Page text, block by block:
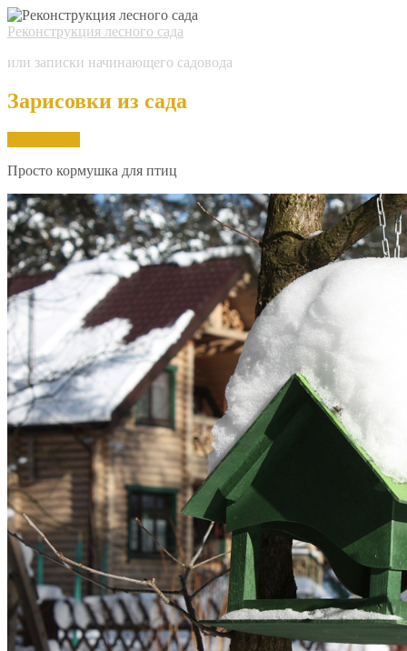
Реконструкция лесного сада
или записки начинающего садовода
Зарисовки из сада
Просто кормушка для птиц